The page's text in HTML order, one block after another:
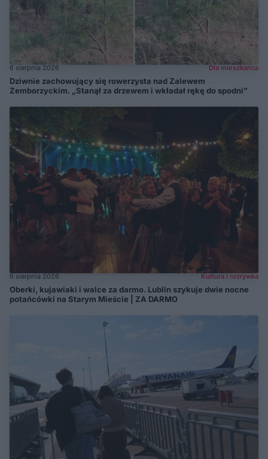
6 sierpnia 2026 Dla mieszkańca
Dziwnie zachowujący się rowerzysta nad Zalewem
Zemborzyckim. „Stanął za drzewem i wkładał rękę do spodni”
6 sierpnia 2026 Kultura i rozrywka
Oberki, kujawiaki i walce za darmo. Lublin szykuje dwie nocne
potańcówki na Starym Mieście | ZA DARMO